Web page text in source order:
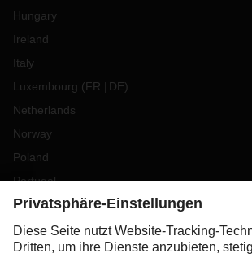
Hungary
Ireland
Italy
Luxembourg (FR DE)
Netherlands
Norway
Poland
Portugal
Romania
Slovakia
Spain